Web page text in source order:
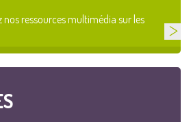
nos ressources multimédia sur les